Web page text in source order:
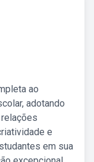
ao
adotando
e
em sua